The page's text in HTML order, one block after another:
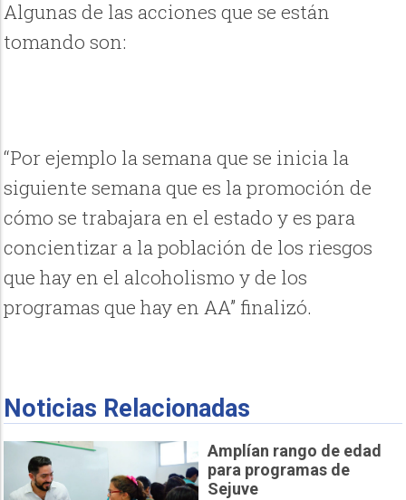
Algunas de las acciones que se están
tomando son:
“Por ejemplo la semana que se inicia la
siguiente semana que es la promoción de
cómo se trabajara en el estado y es para
concientizar a la población de los riesgos
que hay en el alcoholismo y de los
programas que hay en AA” finalizó.
Noticias Relacionadas
Amplían rango de edad
para programas de
Sejuve